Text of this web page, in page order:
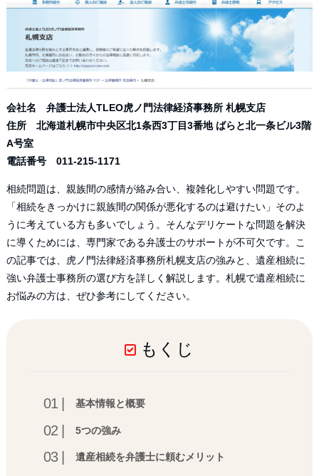
会社名 弁護士法人TLEO虎ノ門法律経済事務所 札幌支店
住所 北海道札幌市中央区北1条西3丁目3番地 ばらと北一条ビル3階
A号室
電話番号 011-215-1171
相続問題は、親族間の感情が絡み合い、複雑化しやすい問題です。
「相続をきっかけに親族間の関係が悪化するのは避けたい」そのよ
うに考えている方も多いでしょう。そんなデリケートな問題を解決
に導くためには、専門家である弁護士のサポートが不可欠です。こ
の記事では、虎ノ門法律経済事務所札幌支店の強みと、遺産相続に
強い弁護士事務所の選び方を詳しく解説します。札幌で遺産相続に
お悩みの方は、ぜひ参考にしてください。
もくじ
基本情報と概要
5つの強み
遺産相続を弁護士に頼むメリット